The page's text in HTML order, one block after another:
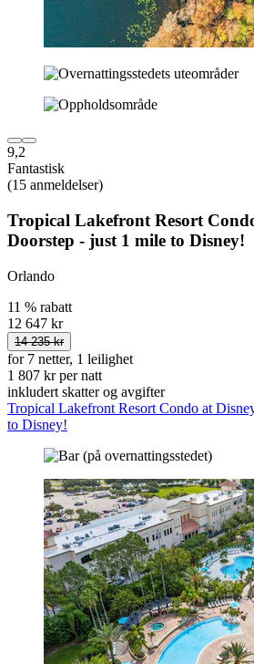
9,2
Fantastisk
(15 anmeldelser)
Tropical Lakefront Resort
Doorstep - just 1 mile to Disney!
Orlando
11 % rabatt
12 647 kr
14 235 kr
for 7 netter, 1 leilighet
1 807 kr per natt
inkludert skatter og avgifter
Tropical Lakefront Resort Condo at
to Disney!